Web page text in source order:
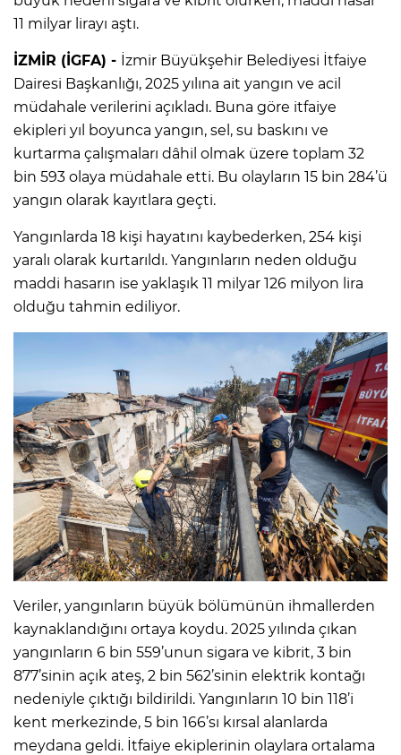
11 milyar lirayı aştı.
İZMİR (İGFA) - İzmir Büyükşehir Belediyesi İtfaiye
Dairesi Başkanlığı, 2025 yılına ait yangın ve acil
müdahale verilerini açıkladı. Buna göre itfaiye
ekipleri yıl boyunca yangın, sel, su baskını ve
kurtarma çalışmaları dâhil olmak üzere toplam 32
bin 593 olaya müdahale etti. Bu olayların 15 bin 284’ü
yangın olarak kayıtlara geçti.
Yangınlarda 18 kişi hayatını kaybederken, 254 kişi
yaralı olarak kurtarıldı. Yangınların neden olduğu
maddi hasarın ise yaklaşık 11 milyar 126 milyon lira
olduğu tahmin ediliyor.
Veriler, yangınların büyük bölümünün ihmallerden
kaynaklandığını ortaya koydu. 2025 yılında çıkan
yangınların 6 bin 559’unun sigara ve kibrit, 3 bin
877’sinin açık ateş, 2 bin 562’sinin elektrik kontağı
nedeniyle çıktığı bildirildi. Yangınların 10 bin 118’i
kent merkezinde, 5 bin 166’sı kırsal alanlarda
meydana geldi. İtfaiye ekiplerinin olaylara ortalama